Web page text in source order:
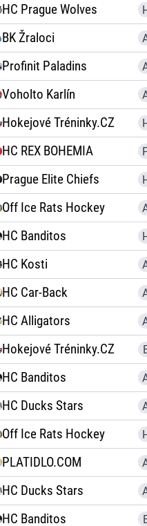
HC Prague Wolves
BK Žraloci
Profinit Paladins
Voholto Karlín
Hokejové Tréninky.CZ
HC REX BOHEMIA
Prague Elite Chiefs
Off Ice Rats Hockey
HC Banditos
HC Kosti
HC Car-Back
HC Alligators
Hokejové Tréninky.CZ
HC Banditos
HC Ducks Stars
Off Ice Rats Hockey
PLATIDLO.COM
HC Ducks Stars
HC Banditos